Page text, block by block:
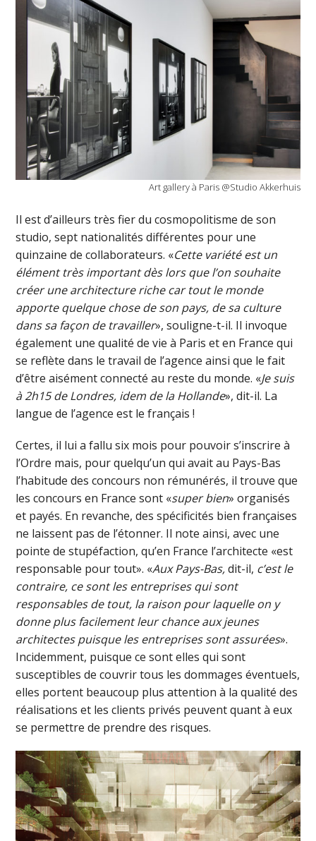
Art gallery à Paris @Studio Akkerhuis
Il est d’ailleurs très fier du cosmopolitisme de son
studio, sept nationalités différentes pour une
quinzaine de collaborateurs. «Cette variété est un
élément très important dès lors que l’on souhaite
créer une architecture riche car tout le monde
apporte quelque chose de son pays, de sa culture
dans sa façon de travailler», souligne-t-il. Il invoque
également une qualité de vie à Paris et en France qui
se reflète dans le travail de l’agence ainsi que le fait
d’être aisément connecté au reste du monde. «Je suis
à 2h15 de Londres, idem de la Hollande», dit-il. La
langue de l’agence est le français !
Certes, il lui a fallu six mois pour pouvoir s’inscrire à
l’Ordre mais, pour quelqu’un qui avait au Pays-Bas
l’habitude des concours non rémunérés, il trouve que
les concours en France sont «super bien» organisés
et payés. En revanche, des spécificités bien françaises
ne laissent pas de l’étonner. Il note ainsi, avec une
pointe de stupéfaction, qu’en France l’architecte «est
responsable pour tout». «Aux Pays-Bas,dit-il, c’est le
contraire, ce sont les entreprises qui sont
responsables de tout, la raison pour laquelle on y
donne plus facilement leur chance aux jeunes
architectes puisque les entreprises sont assurées».
Incidemment, puisque ce sont elles qui sont
susceptibles de couvrir tous les dommages éventuels,
elles portent beaucoup plus attention à la qualité des
réalisations et les clients privés peuvent quant à eux
se permettre de prendre des risques.